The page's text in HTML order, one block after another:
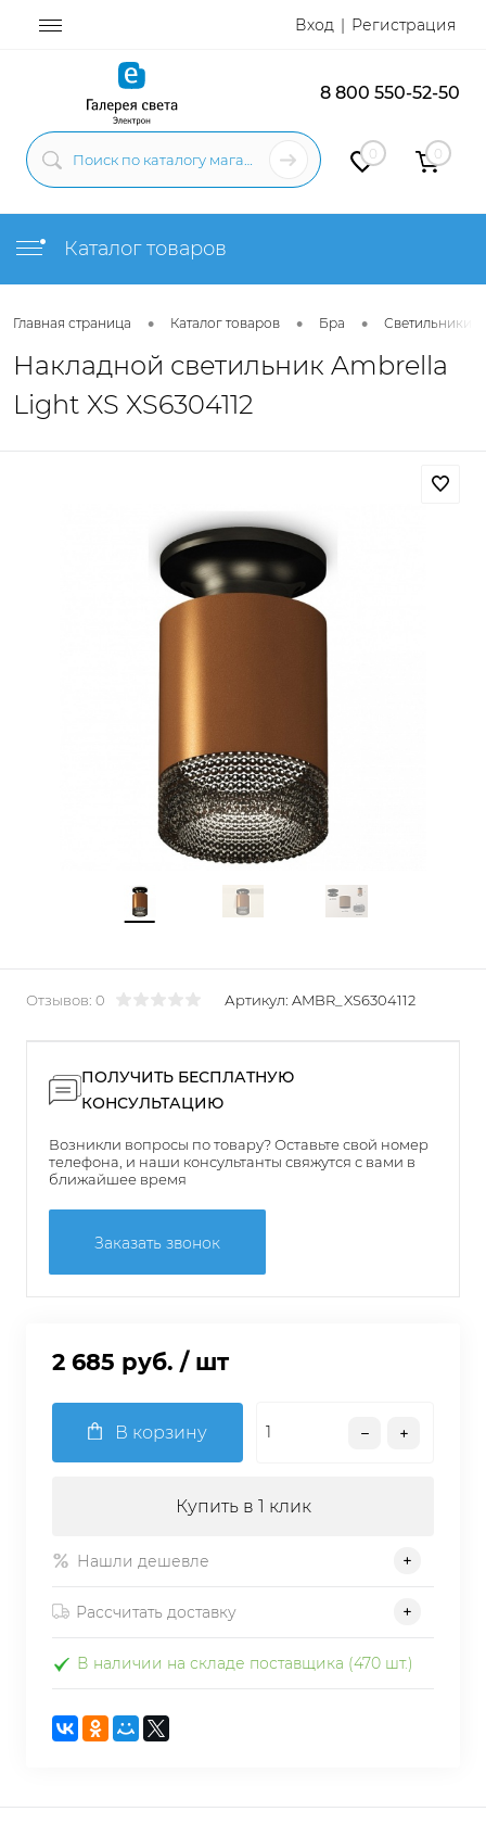
Вход Регистрация
8 800 550-52-50
0 0
Каталог товаров
Главная страница • Каталог товаров • Бра • Светильники
Накладной светильник Ambrella
Light XS XS6304112
Отзывов: 0 Артикул: AMBR_XS6304112
ПОЛУЧИТЬ БЕСПЛАТНУЮ
КОНСУЛЬТАЦИЮ
Возникли вопросы по товару? Оставьте свой номер
телефона, и наши консультанты свяжутся с вами в
ближайшее время
Заказать звонок
2 685 руб. / шт
В корзину
Купить в 1 клик
Нашли дешевле
Рассчитать доставку
В наличии на складе поставщика (470 шт.)